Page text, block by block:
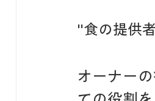
"食の提供
オーナー